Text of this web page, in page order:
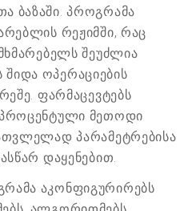
ბაზაში. პროგრამა
რეჟიმში, რაც
შეუძლია
ოპერაციების
ფარმაცევტებს
მეთოდი
პარამეტრებისა
დაყენებით.
აკონფიგურირებს